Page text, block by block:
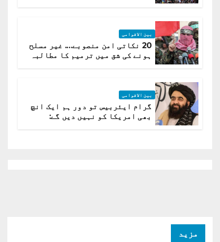
بین الاقوامی
20 نکاتی امن منصوبے…. غیر مسلح
ہونے کی شق میں ترمیم کا مطالبہ
بین الاقوامی
گرام ایئربیس تو دور ہم ایک انچ
بھی امریکا کو نہیں دیں گے:
مزید